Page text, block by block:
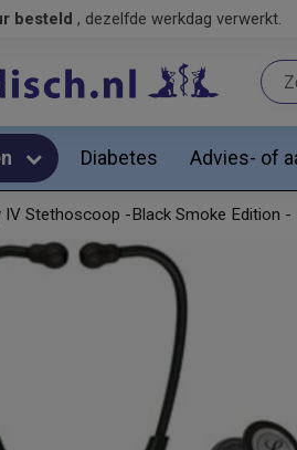
besteld , dezelfde werkdag verwerkt.
Diabetes Advies- of
IV Stethoscoop -Black Smoke Edition